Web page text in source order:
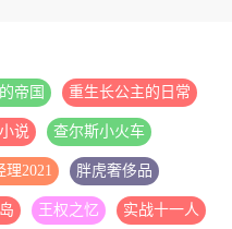
帝国 重生长公主的日常
说 查尔斯小火车
理2021 胖虎奢侈品
王权之忆 实战十一人